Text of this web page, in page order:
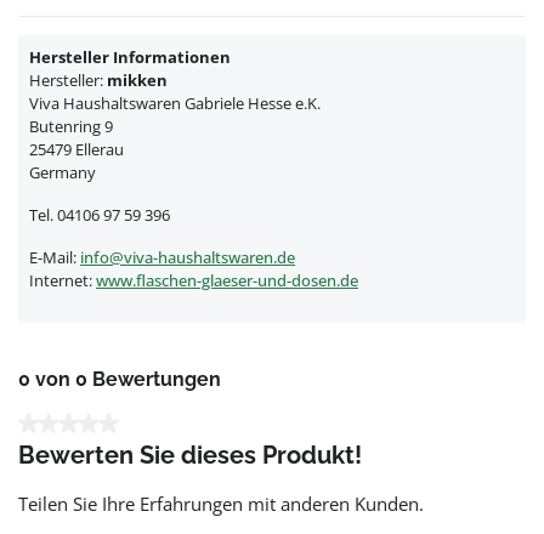
Hersteller Informationen
Hersteller: mikken
Viva Haushaltswaren Gabriele Hesse e.K.
Butenring 9
25479 Ellerau
Germany
Tel. 04106 97 59 396
E-Mail: info@viva-haushaltswaren.de
Internet:www.flaschen-glaeser-und-dosen.de
0 von 0 Bewertungen
Bewerten Sie dieses Produkt!
Teilen Sie Ihre Erfahrungen mit anderen Kunden.